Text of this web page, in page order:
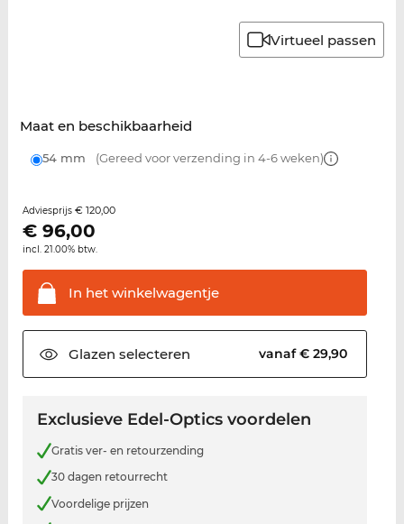
Virtueel passen
Maat en beschikbaarheid
54 mm (Gereed voor verzending in 4-6 weken)
Adviesprijs € 120,00
€ 96,00
incl. 21.00% btw.
In hetwinkelwagentje
Glazen selecteren vanaf € 29,90
Exclusieve Edel-Optics voordelen
Gratis ver- en retourzending
30 dagen retourrecht
Voordelige prijzen